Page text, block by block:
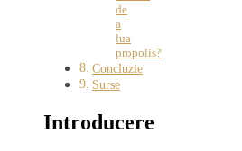
de
a
lua
propolis?
Concluzie
Surse
Introducere